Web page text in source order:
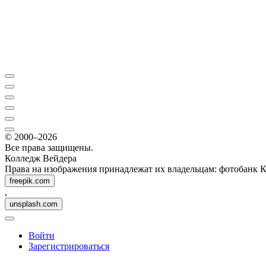
© 2000–2026
Все права защищены.
Колледж Вейдера
Права на изображения принадлежат их владельцам: фотобанк
freepik.com
,
unsplash.com
Войти
Зарегистрироваться